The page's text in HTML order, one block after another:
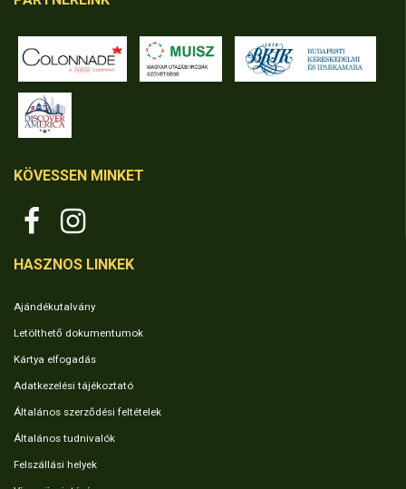
KÖVESSEN MINKET
HASZNOS LINKEK
Ajándékutalvány
Letölthető dokumentumok
Kártya elfogadás
Adatkezelési tájékoztató
Általános szerződési feltételek
Általános tudnivalók
Felszállási helyek